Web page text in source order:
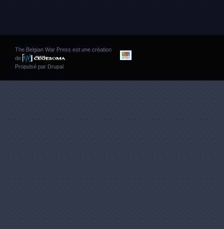
The Belgian War Press est une création
de
Propulsé par Drupal